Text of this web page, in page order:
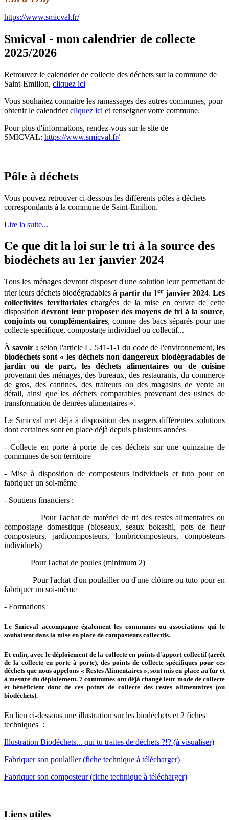
https://www.smicval.fr/
Smicval - mon calendrier de collecte
2025/2026
Retrouvez le calendrier de collecte des déchets sur la commune de
Saint-Emilion, cliquez ici
Vous souhaitez connaitre les ramassages des autres communes, pour
obtenir le calendriercliquez ici et renseigner votre commune.
Pour plus d'informations, rendez-vous sur le site de
SMICVAL: https://www.smicval.fr/
Pôle à déchets
Vous pouvez retrouver ci-dessous les différents pôles à déchets
correspondants à la commune de Saint-Emilion.
Lire la suite...
Ce que dit la loi sur le tri à la source des
biodéchets au 1er janvier 2024
Tous les ménages devront disposer d'une solution leur permettant de
trier leurs déchets biodégradablesà partir du 1erjanvier 2024.Les
collectivités territorialeschargées de la mise en œuvre de cette
disposition devront leur proposer des moyens de tri à la source,
conjoints ou complémentaires, comme des bacs séparés pour une
collecte spécifique, compostage individuel ou collectif...
À savoir :selon l'article L. 541-1-1 du code de l'environnement,les
biodéchets sont « les déchets non dangereux biodégradables de
jardin ou de parc, les déchets alimentaires ou de cuisine
provenant des ménages, des bureaux, des restaurants, du commerce
de gros, des cantines, des traiteurs ou des magasins de vente au
détail, ainsi que les déchets comparables provenant des usines de
transformation de denrées alimentaires ».
Le Smicval met déjà à disposition des usagers différentes solutions
dont certaines sont en place déjà depuis plusieurs années
- Collecte en porte à porte de ces déchets sur une quinzaine de
communes de son territoire
- Mise à disposition de composteurs individuels et tuto pour en
fabriquer un soi-même
- Soutiens financiers :
Pour l'achat de matériel de tri des restes alimentaires ou
compostage domestique (bioseaux, seaux bokashi, pots de fleur
composteurs, jardicomposteurs, lombricomposteurs, composteurs
individuels)
Pour l'achat de poules (minimum 2)
Pour l'achat d'un poulailler ou d'une clôture ou tuto pour en
fabriquer un soi-même
- Formations
Le Smicval accompagne également les communes ou associations qui le
souhaitent dans la mise en place de composteurs collectifs.
Et enfin, avec le déploiement de la collecte en points d'apport collectif (arrêt
de la collecte en porte à porte), des points de collecte spécifiques pour ces
déchets que nous appelons « Restes Alimentaires », sont mis en place au fur et
à mesure du déploiement. 7 communes ont déjà changé leur mode de collecte
et bénéficient donc de ces points de collecte des restes alimentaires (ou
biodéchets).
En lien ci-dessous une illustration sur les biodéchets et 2 fiches
techniques :
Illustration Biodéchets... qui tu traites de déchets ?!? (à visualiser)
Fabriquer son poulailler (fiche technique à télécharger)
Fabriquer son composteur (fiche technique à télécharger)
Liens utiles